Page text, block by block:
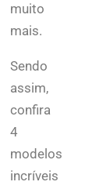
muito
mais.
Sendo
assim,
confira
4
modelos
incríveis